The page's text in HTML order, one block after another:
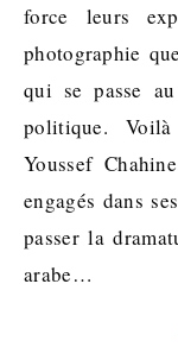
force leurs
photographie
qui se passe
politique.
Youssef
engagés dans
passer la
arabe…